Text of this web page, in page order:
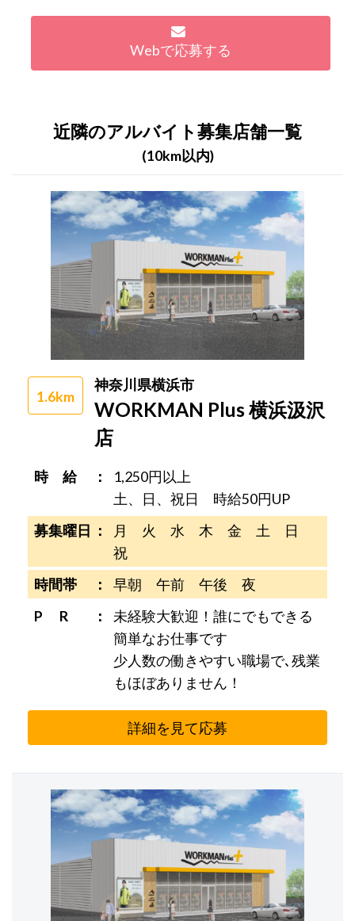
Webで応募する
近隣のアルバイト募集店舗一覧
(10km以内)
1.6km
神奈川県横浜市
WORKMAN Plus 横浜汲沢
店
時 給
1,250円以上
土、日、祝日 時給50円UP
募集曜日
月 火 水 木 金 土 日
祝
時間帯
早朝 午前 午後 夜
P R
未経験大歓迎！誰にでもできる
簡単なお仕事です
少人数の働きやすい職場で､残業
もほぼありません！
詳細を見て応募